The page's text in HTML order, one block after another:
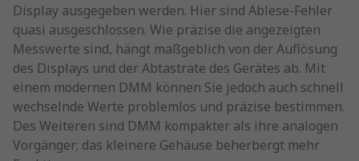
Display ausgegeben werden. Hier sind Ablese-Fehler
quasi ausgeschlossen. Wie präzise die angezeigten
Messwerte sind, hängt maßgeblich von der Auflösung
des Displays und der Abtastrate des Gerätes ab. Mit
einem modernen DMM können Sie jedoch auch schnell
wechselnde Werte problemlos und präzise bestimmen.
Des Weiteren sind DMM kompakter als ihre analogen
Vorgänger; das kleinere Gehäuse beherbergt mehr